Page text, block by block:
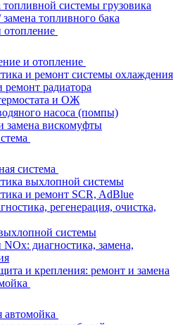
системы грузовика
топливного бака
и отопление
и ремонт системы охлаждения
ремонт радиатора
и ОЖ
насоса (помпы)
замена вискомуфты
система
выхлопной системы
и ремонт SCR, AdBlue
регенерация, очистка,
системы
NOx: диагностика, замена,
и крепления: ремонт и замена
автомойка